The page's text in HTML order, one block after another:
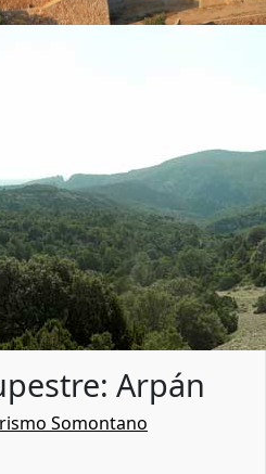
Arpán
Somontano